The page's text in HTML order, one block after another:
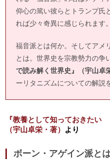
仰心の篤い彼らとトランプ氏
れば少々奇異に感じられます。
福音派とは何か。そしてアメ
とは。世界史を宗教勢力の争
で読み解く世界史』（宇山卓
ーリタニズムについての解説
『教養として知っておきたい
（宇山卓栄・著）
より
ボーン・アゲイン派と